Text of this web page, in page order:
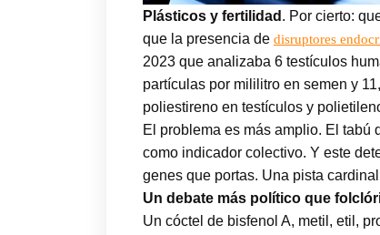
Plásticos y fertilidad . Por cierto:
que la presencia de disruptores
2023 que analizaba 6 testículos
partículas por mililitro en semen y
poliestireno en testículos y
El problema es más amplio. El
como indicador colectivo. Y este
genes que portas. Una pista
Un debate más político que
Un cóctel de bisfenol A, metil, etil,